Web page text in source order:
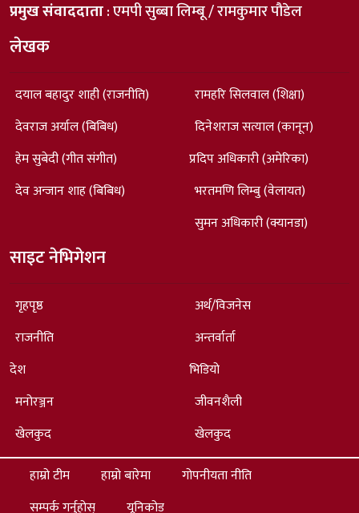
प्रमुख संवाददाता: एमपी सुब्बा लिम्बू / रामकुमार पौडेल
लेखक
दयाल बहादुर शाही (राजनीति)
देवराज अर्याल (बिबिध)
हेम सुबेदी (गीत संगीत)
देव अन्जान शाह (बिबिध)
रामहरि सिलवाल (शिक्षा)
दिनेशराज सत्याल (कानून)
प्रदिप अधिकारी (अमेरिका)
भरतमणि लिम्बु (वेलायत)
सुमन अधिकारी (क्यानडा)
साइट नेभिगेशन
गृहपृष्ठ
राजनीति
देश
मनोरञ्जन
खेलकुद
अर्थ/विजनेस
अन्तर्वार्ता
भिडियो
जीवनशैली
खेलकुद
हाम्रो टीम
हाम्रो बारेमा
गोपनीयता नीति
सम्पर्क गर्नुहोस्
यूनिकोड